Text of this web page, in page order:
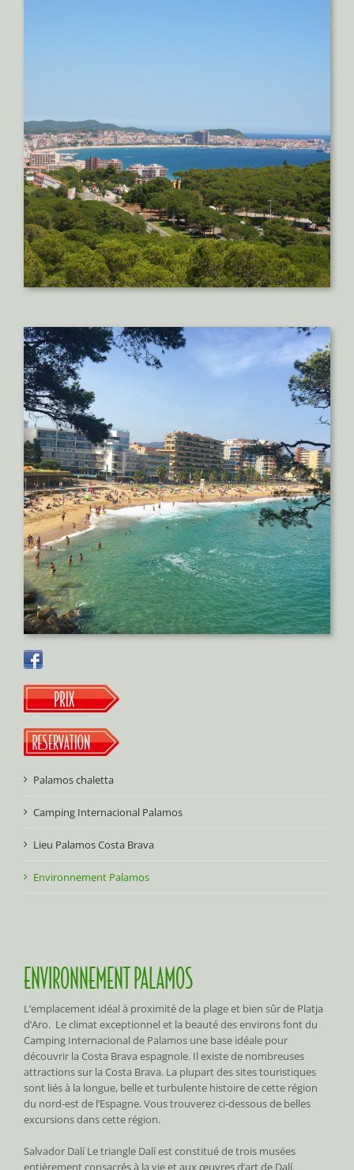
Palamos chaletta
Camping Internacional Palamos
Lieu Palamos Costa Brava
Environnement Palamos
ENVIRONNEMENT PALAMOS
L’emplacement idéal à proximité de la plage et bien sûr de Platja
d’Aro. Le climat exceptionnel et la beauté des environs font du
Camping Internacional de Palamos une base idéale pour
découvrir la Costa Brava espagnole. Il existe de nombreuses
attractions sur la Costa Brava. La plupart des sites touristiques
sont liés à la longue, belle et turbulente histoire de cette région
du nord-est de l’Espagne. Vous trouverez ci-dessous de belles
excursions dans cette région.
Salvador Dalí Le triangle Dalí est constitué de trois musées
entièrement consacrés à la vie et aux œuvres d’art de Dalí.